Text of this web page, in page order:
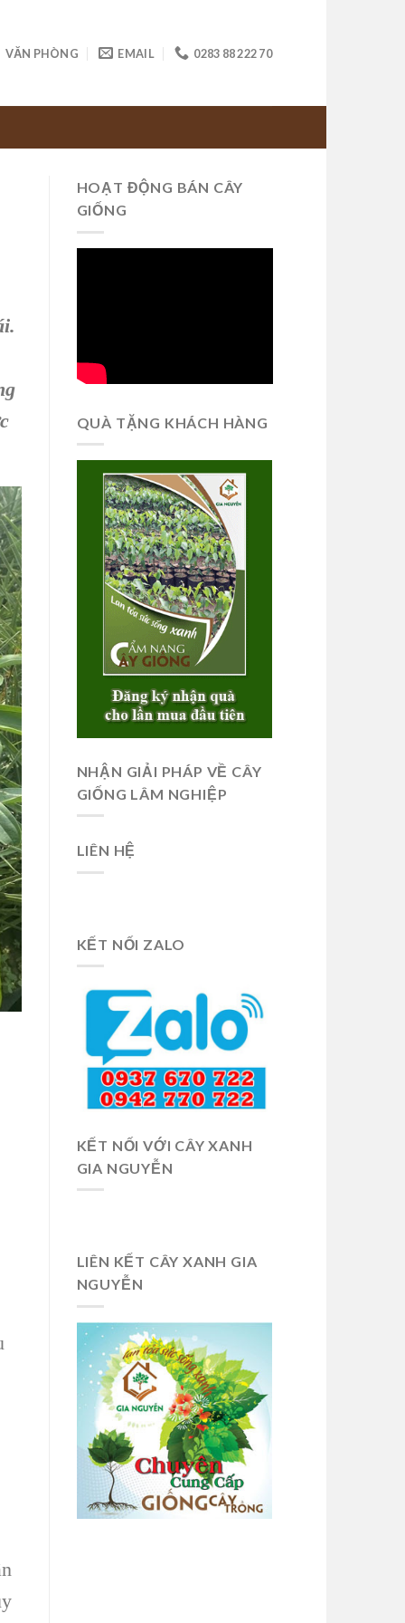
VĂN PHÒNG EMAIL 0283 88 222 70
HOẠT ĐỘNG BÁN CÂY
GIỐNG
QUÀ TẶNG KHÁCH HÀNG
NHẬN GIẢI PHÁP VỀ CÂY
GIỐNG LÂM NGHIỆP
LIÊN HỆ
KẾT NỐI ZALO
KẾT NỐI VỚI CÂY XANH
GIA NGUYỄN
LIÊN KẾT CÂY XANH GIA
NGUYỄN